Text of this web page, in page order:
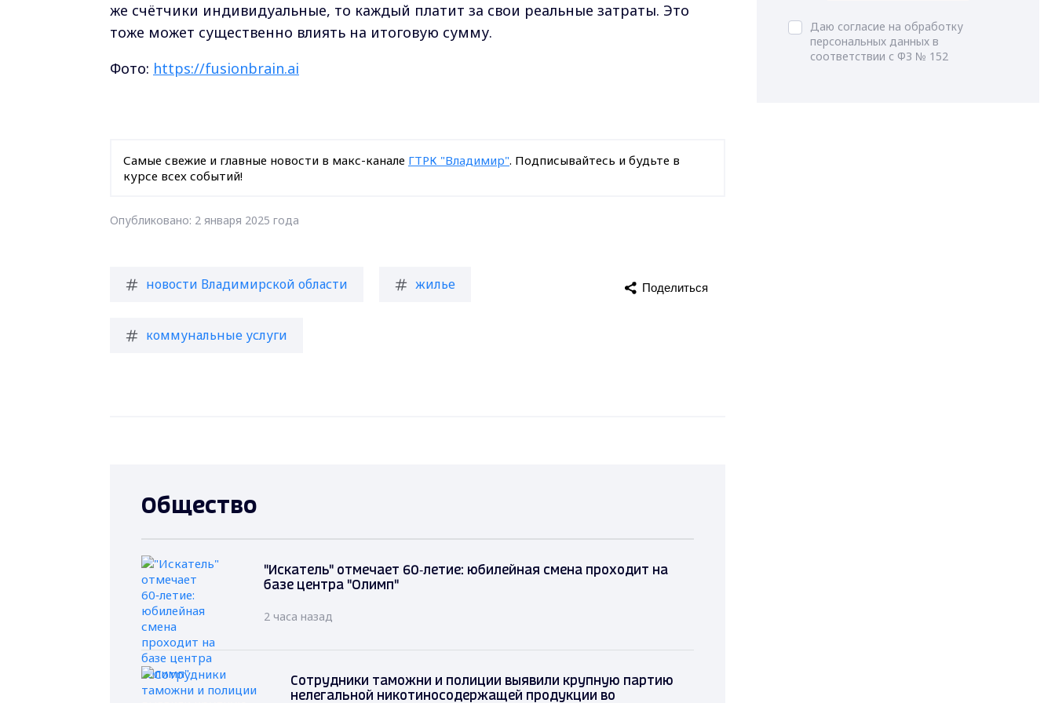
же счётчики индивидуальные, то каждый платит за свои реальные затраты. Это
тоже может существенно влиять на итоговую сумму.
Фото: https://fusionbrain.ai
Самые свежие и главные новости в макс-канале ГТРК "Владимир". Подписывайтесь и будьте в
курсе всех событий!
Опубликовано: 2 января 2025 года
новости Владимирской области жилье
коммунальные услуги
Поделиться
Общество
"Искатель" отмечает 60‑летие: юбилейная смена проходит на
базе центра "Олимп"
2 часа назад
Сотрудники таможни и полиции выявили крупную партию
нелегальной никотиносодержащей продукции во
Даю согласие на обработку
персональных данных в
соответствии с ФЗ № 152